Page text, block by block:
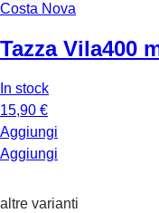
Costa Nova
Tazza Vila400
In stock
15,90 €
Aggiungi
Aggiungi
altre varianti